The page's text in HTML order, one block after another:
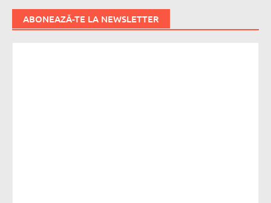
ABONEAZĂ-TE LA NEWSLETTER